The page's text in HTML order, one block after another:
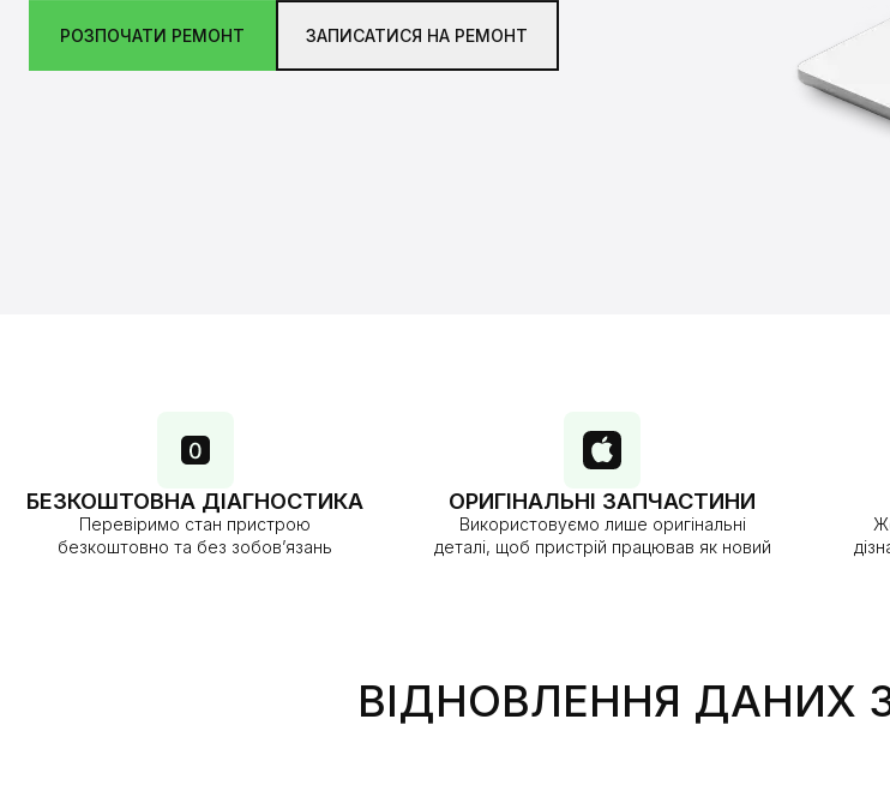
РОЗПОЧАТИ РЕМОНТ ЗАПИСАТИСЯ НА РЕМОНТ
БЕЗКОШТОВНА ДІАГНОСТИКА
Перевіримо стан пристрою
безкоштовно та без зобов’язань
ОРИГІНАЛЬНІ ЗАПЧАСТИНИ
Використовуємо лише оригінальні
деталі, щоб пристрій працював як новий
ВІДНОВЛЕННЯ ДАНИХ З